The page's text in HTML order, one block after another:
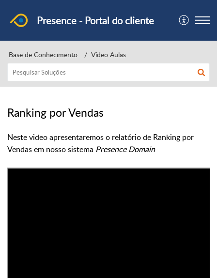
Presence - Portal do cliente
Base de Conhecimento Vídeo Aulas
Ranking por Vendas
Neste video apresentaremos o relatório de Ranking por
Vendas em nosso sistema Presence Domain